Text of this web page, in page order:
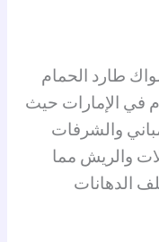
طارد الحمام
في الإمارات حيث
والشرفات
والريش مما
الدهانات